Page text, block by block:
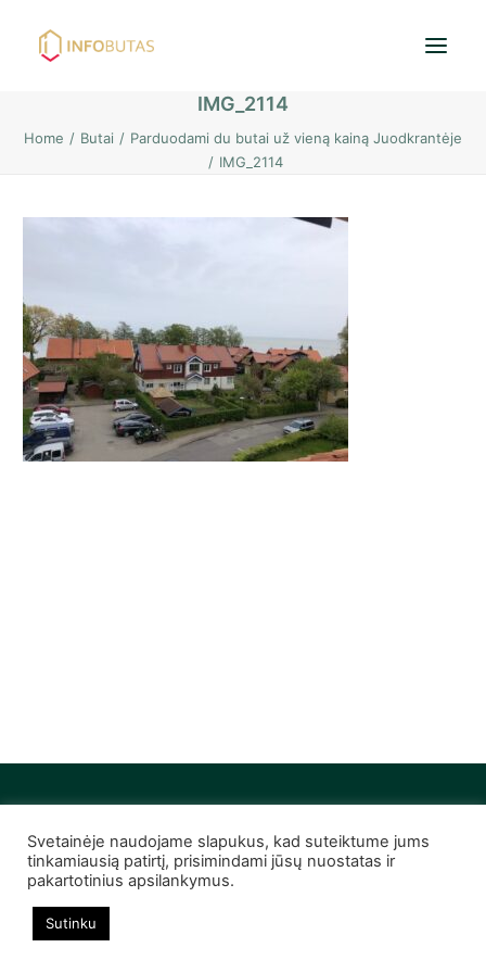
Pradžia
Nuoma
PASKOLOS
IMG_2114
Home Butai
Parduodami du butai už vieną kainą Juodkrantėje
IMG_2114
© 2022 Infobutas. Visos teisės saugomos
Svetainėje naudojame slapukus, kad suteiktume jums
tinkamiausią patirtį, prisimindami jūsų nuostatas ir
pakartotinius apsilankymus.
Sutinku